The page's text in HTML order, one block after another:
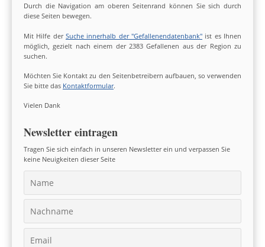
Durch die Navigation am oberen Seitenrand können Sie sich durch
diese Seiten bewegen.
Mit Hilfe der Suche innerhalb der "Gefallenendatenbank" ist es Ihnen
möglich, gezielt nach einem der 2383 Gefallenen aus der Region zu
suchen.
Möchten Sie Kontakt zu den Seitenbetreibern aufbauen, so verwenden
Sie bitte das Kontaktformular.
Vielen Dank
Newsletter eintragen
Tragen Sie sich einfach in unseren Newsletter ein und verpassen Sie
keine Neuigkeiten dieser Seite